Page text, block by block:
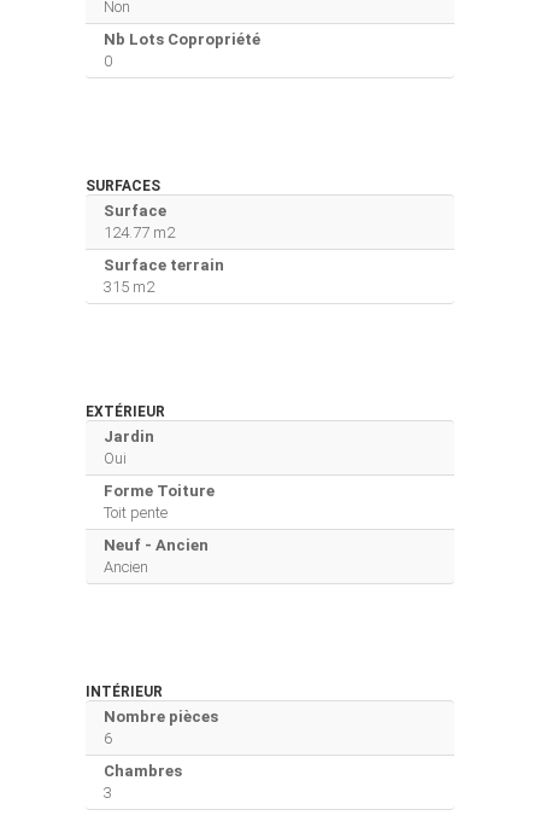
Non
Nb Lots Copropriété
0
SURFACES
Surface
124.77 m2
Surface terrain
315 m2
EXTÉRIEUR
Jardin
Oui
Forme Toiture
Toit pente
Neuf - Ancien
Ancien
INTÉRIEUR
Nombre pièces
6
Chambres
3